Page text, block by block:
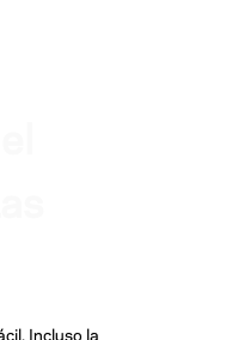
Incluso la